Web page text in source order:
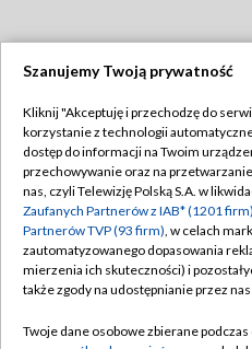
Abonament TVP
Emisja w TVP
Centrum informacji TVP
Naziemna Telewizja
Polityka
Moje
Szanujemy Twoją prywatność
Kliknij "Akceptuję i przechodzę do
korzystanie z technologii
dostęp do informacji na Twoim
przechowywanie oraz na
nas, czyli Telewizję Polską S.A. w
Zaufanych Partnerów z IAB* (1201 firm)
Partnerów TVP (93 firm), w celach
zautomatyzowanego dopasowania
mierzenia ich skuteczności) i
także zgody na udostępnianie przez
Twoje dane osobowe zbierane